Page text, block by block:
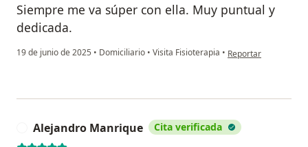
Siempre me va súper con ella. Muy puntual y
dedicada.
19 de junio de 2025 • Domiciliario • Visita Fisioterapia • en opinión del
Reportar
Alejandro Manrique Cita verificada